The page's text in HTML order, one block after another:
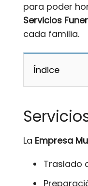
para poder
Servicios
cada familia.
Índice
La Empresa
Traslado